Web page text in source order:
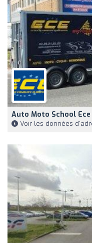
Auto Moto School
Voir les données